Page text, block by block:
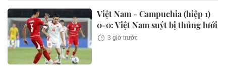
Việt Nam - Campuchia (hiệp 1)
0-0: Việt Nam suýt bị thủng lưới
3 giờ trước